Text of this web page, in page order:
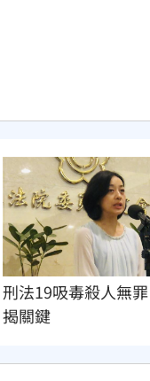
刑法19吸毒殺人無
揭關鍵